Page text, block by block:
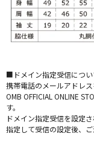
■ドメイン指定受信につい
携帯電話のメールアドレ
OMB OFFICIAL ONLINE
す。
ドメイン指定受信を設定
指定して受信の設定後、ご